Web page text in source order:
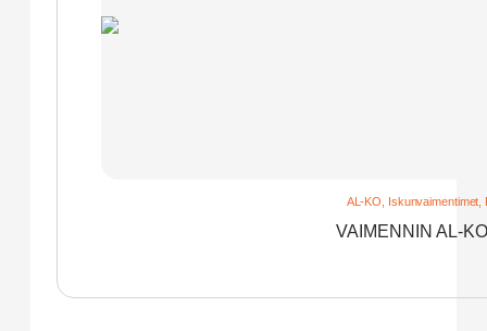
AL-KO Iskunvaimentimet
VAIMENNIN AL-